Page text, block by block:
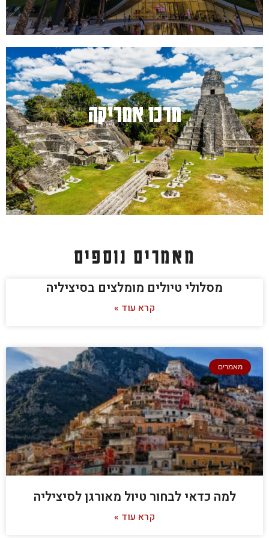
מרכז אמריקה
למעבר לחץ כאן
מאמרים נוספים
מסלולי טיולים מומלצים בסיציליה
קרא עוד »
מאמרים
למה כדאי לבחור טיול מאורגן לסיציליה
קרא עוד »